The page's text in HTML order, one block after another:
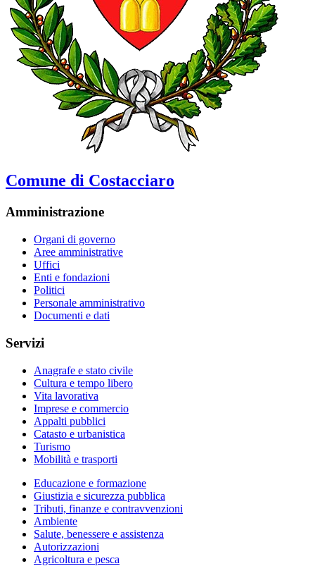
Comune di Costacciaro
Amministrazione
Organi di governo
Aree amministrative
Uffici
Enti e fondazioni
Politici
Personale amministrativo
Documenti e dati
Servizi
Anagrafe e stato civile
Cultura e tempo libero
Vita lavorativa
Imprese e commercio
Appalti pubblici
Catasto e urbanistica
Turismo
Mobilità e trasporti
Educazione e formazione
Giustizia e sicurezza pubblica
Tributi, finanze e contravvenzioni
Ambiente
Salute, benessere e assistenza
Autorizzazioni
Agricoltura e pesca